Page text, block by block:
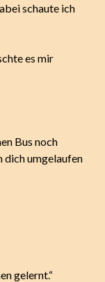
schaute ich
es mir
Bus noch
dich umgelaufen
gelernt.“